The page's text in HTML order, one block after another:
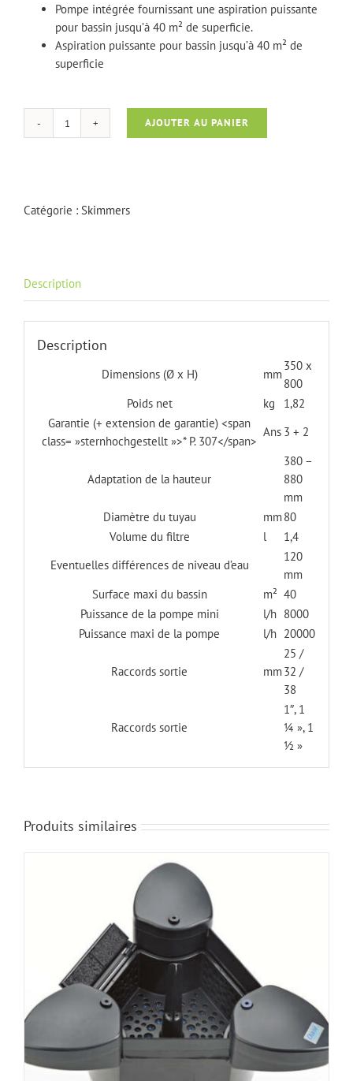
Pompe intégrée fournissant une aspiration puissante
pour bassin jusqu’à 40 m² de superficie.
Aspiration puissante pour bassin jusqu’à 40 m² de
superficie
quantité
AJOUTER AU PANIER
Catégorie : Skimmers
Description
Description
Dimensions (Ø x H) mm
350 x
800
Poids net
kg
1,82
Garantie (+ extension de garantie) <span
class= »sternhochgestellt »>* P. 307</span>
Ans 3 + 2
Adaptation de la hauteur
380 –
880
mm
Diamètre du tuyau
mm80
Volume du filtre
l
1,4
Eventuelles différences de niveau d’eau
120
mm
Surface maxi du bassin
m² 40
Puissance de la pompe mini
l/h 8000
Puissance maxi de la pompe
l/h 20000
Raccords sortie mm
25 /
32 /
38
Raccords sortie
1″, 1
¼ », 1
½ »
Produits similaires